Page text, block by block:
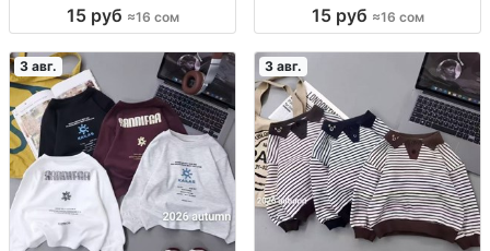
16 сом
15 руб ≈16 сом
4–8, 8–12 лет, уп. 10 шт.
15 руб ≈16 сом
3 авг. 3 авг.